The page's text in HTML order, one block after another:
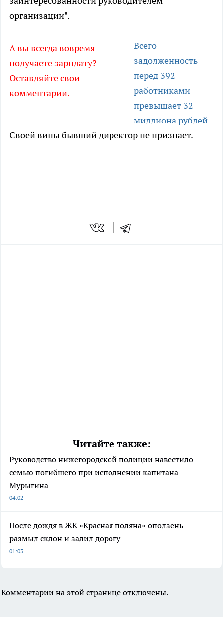
организации".
А вы всегда вовремя
получаете зарплату?
Оставляйте свои
комментарии.
Всего
задолженность
перед 392
работниками
превышает 32
миллиона рублей.
Своей вины бывший директор не признает.
Читайте также:
Руководство нижегородской полиции навестило
семью погибшего при исполнении капитана
Мурыгина
04:02
После дождя в ЖК «Красная поляна» оползень
размыл склон и залил дорогу
01:03
Комментарии на этой странице отключены.